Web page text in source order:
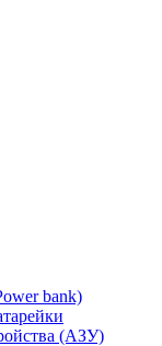
bank)
(АЗУ)